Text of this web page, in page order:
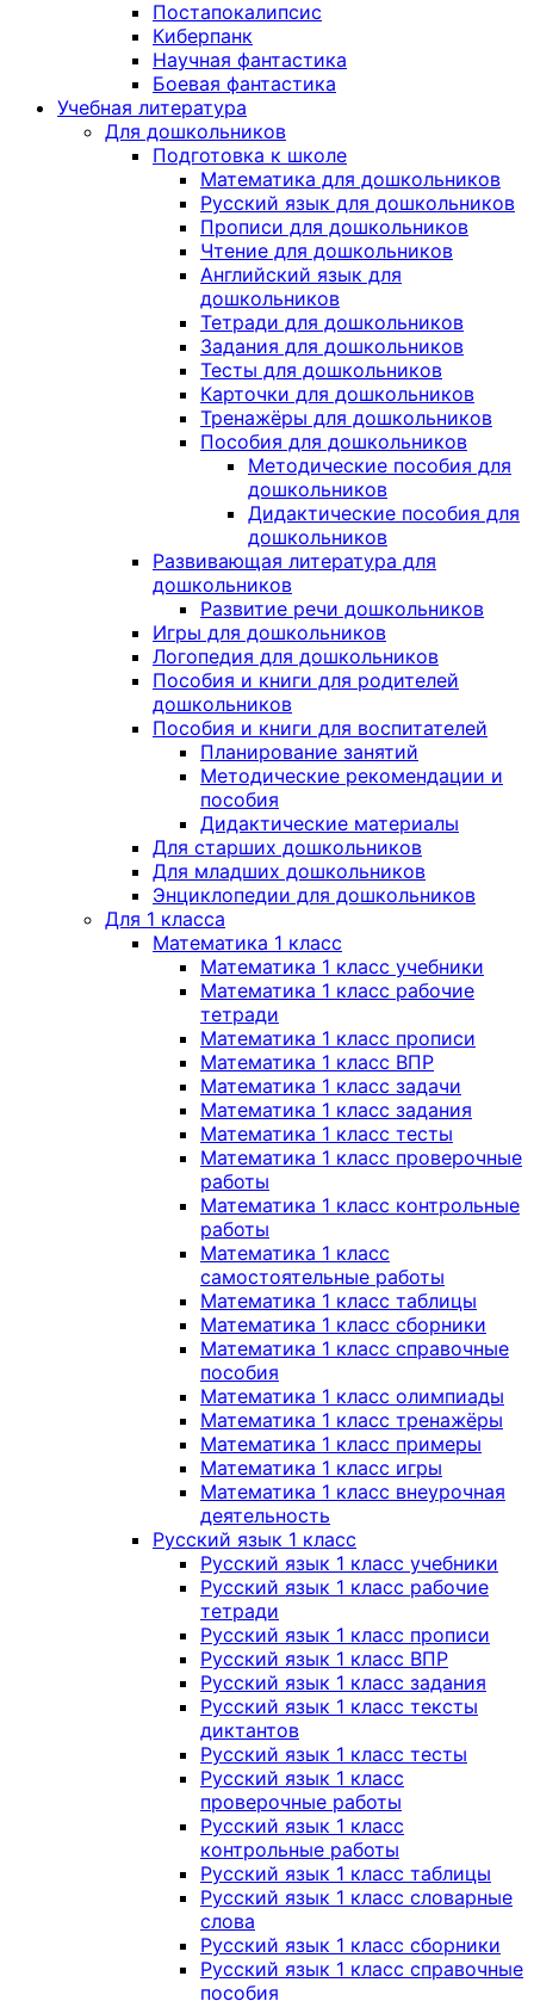
Постапокалипсис
Киберпанк
Научная фантастика
Боевая фантастика
Учебная литература
Для дошкольников
Подготовка к школе
Математика для дошкольников
Русский язык для дошкольников
Прописи для дошкольников
Чтение для дошкольников
Английский язык для
дошкольников
Тетради для дошкольников
Задания для дошкольников
Тесты для дошкольников
Карточки для дошкольников
Тренажёры для дошкольников
Пособия для дошкольников
Методические пособия для
дошкольников
Дидактические пособия для
дошкольников
Развивающая литература для
дошкольников
Развитие речи дошкольников
Игры для дошкольников
Логопедия для дошкольников
Пособия и книги для родителей
дошкольников
Пособия и книги для воспитателей
Планирование занятий
Методические рекомендации и
пособия
Дидактические материалы
Для старших дошкольников
Для младших дошкольников
Энциклопедии для дошкольников
Для 1 класса
Математика 1 класс
Математика 1 класс учебники
Математика 1 класс рабочие
тетради
Математика 1 класс прописи
Математика 1 класс ВПР
Математика 1 класс задачи
Математика 1 класс задания
Математика 1 класс тесты
Математика 1 класс проверочные
работы
Математика 1 класс контрольные
работы
Математика 1 класс
самостоятельные работы
Математика 1 класс таблицы
Математика 1 класс сборники
Математика 1 класс справочные
пособия
Математика 1 класс олимпиады
Математика 1 класс тренажёры
Математика 1 класс примеры
Математика 1 класс игры
Математика 1 класс внеурочная
деятельность
Русский язык 1 класс
Русский язык 1 класс учебники
Русский язык 1 класс рабочие
тетради
Русский язык 1 класс прописи
Русский язык 1 класс ВПР
Русский язык 1 класс задания
Русский язык 1 класс тексты
диктантов
Русский язык 1 класс тесты
Русский язык 1 класс
проверочные работы
Русский язык 1 класс
контрольные работы
Русский язык 1 класс таблицы
Русский язык 1 класс словарные
слова
Русский язык 1 класс сборники
Русский язык 1 класс справочные
пособия